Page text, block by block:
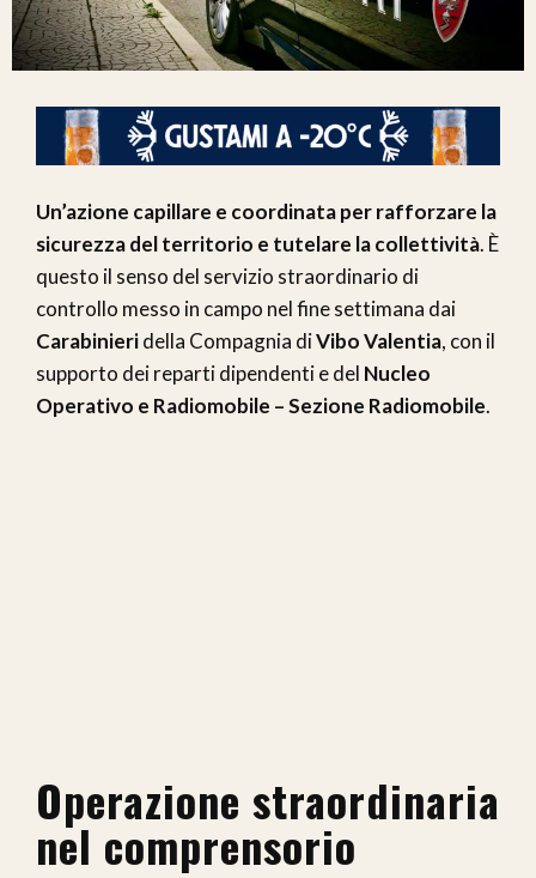
Un’azione capillare e coordinata per rafforzare la
sicurezza del territorio e tutelare la collettività. È
questo il senso del servizio straordinario di
controllo messo in campo nel fine settimana dai
Carabinieridella Compagnia diVibo Valentia, con il
supporto dei reparti dipendenti e del Nucleo
Operativo e Radiomobile – Sezione Radiomobile.
Operazione straordinaria
nel comprensorio